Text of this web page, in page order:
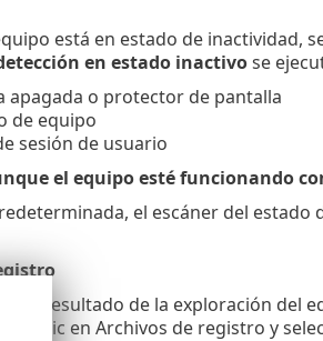
está en estado de inactividad,
en estado inactivose
apagada o protector de pantalla
de equipo
sesión de usuario
el equipo esté funcionando
el escáner del
el resultado de la exploración del
clic en Archivos de registro y